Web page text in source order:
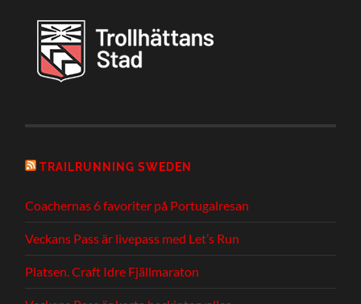
TRAILRUNNING SWEDEN
Coachernas 6 favoriter på Portugalresan
Veckans Pass är livepass med Let’s Run
Platsen. Craft Idre Fjällmaraton